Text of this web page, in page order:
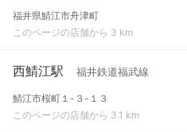
福井県鯖江市舟津町
このページの店舗から 3 km
西鯖江駅 福井鉄道福武線
鯖江市桜町１-３-１３
このページの店舗から 3.1 km